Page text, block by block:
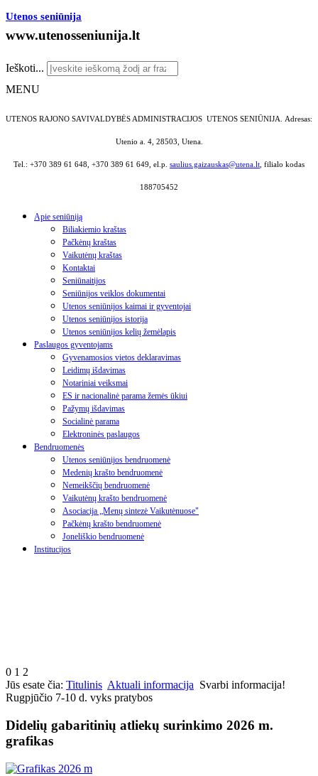
Utenos seniūnija
www.utenosseniunija.lt
Ieškoti...
MENU
UTENOS RAJONO SAVIVALDYBĖS ADMINISTRACIJOS UTENOS SENIŪNIJA. Adresas:
Utenio a. 4, 28503, Utena.
Tel.: +370 389 61 648, +370 389 61 649, el.p. saulius.gaizauskas@utena.lt, filialo kodas
188705452
Apie seniūniją
Biliakiemio kraštas
Pačkėnų kraštas
Vaikutėnų kraštas
Kontaktai
Seniūnaitijos
Seniūnijos veiklos dokumentai
Utenos seniūnijos kaimai ir gyventojai
Utenos seniūnijos istorija
Utenos seniūnijos kelių žemėlapis
Paslaugos gyventojams
Gyvenamosios vietos deklaravimas
Leidimų išdavimas
Notariniai veiksmai
ES ir nacionalinė parama žemės ūkiui
Pažymų išdavimas
Socialinė parama
Elektroninės paslaugos
Bendruomenės
Utenos seniūnijos bendruomenė
Medenių krašto bendruomenė
Nemeikščių bendruomenė
Vaikutėnų krašto bendruomenė
Asociacija „Menų sintezė Vaikutėnuose"
Pačkėnų krašto bendruomenė
Joneliškio bendruomenė
Institucijos
0 1 2
Jūs esate čia: Titulinis Aktuali informacija Svarbi informacija!
Rugpjūčio 7-10 d. vyks pratybos
Didelių gabaritinių atliekų surinkimo 2026 m.
grafikas